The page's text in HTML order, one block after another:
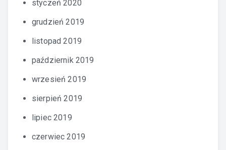
styczeń 2020
grudzień 2019
listopad 2019
październik 2019
wrzesień 2019
sierpień 2019
lipiec 2019
czerwiec 2019